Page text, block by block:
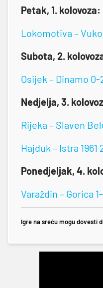
Petak, 1. kolovoza:
Lokomotiva –
Subota, 2.
Osijek – Dinamo 0-
Nedjelja, 3.
Rijeka – Slaven
Hajduk – Istra 1961
Ponedjeljak, 4.
Varaždin – Gorica
Igre na sreću mogu dovesti